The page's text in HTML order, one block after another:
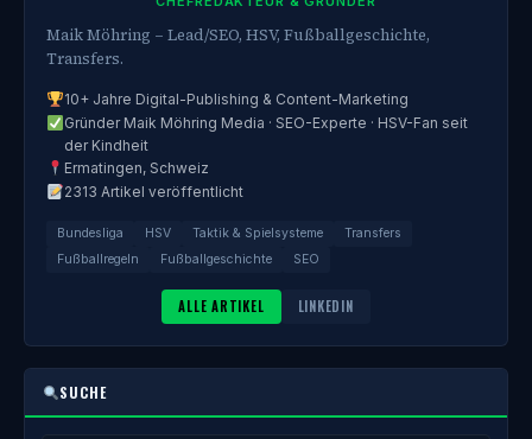
Maik Möhring – Lead/SEO, HSV, Fußballgeschichte,
Transfers.
10+ Jahre Digital-Publishing & Content-Marketing
Gründer Maik Möhring Media · SEO-Experte · HSV-Fan seit
der Kindheit
Ermatingen, Schweiz
2313 Artikel veröffentlicht
Bundesliga HSV Taktik & Spielsysteme
Transfers
Fußballregeln
Fußballgeschichte SEO
ALLE ARTIKEL LINKEDIN
SUCHE